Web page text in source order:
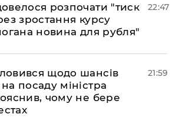
розпочати "тиск
зростання курсу
новина для рубля"
22:47
щодо шансів
посаду міністра
чому не бере
21:59